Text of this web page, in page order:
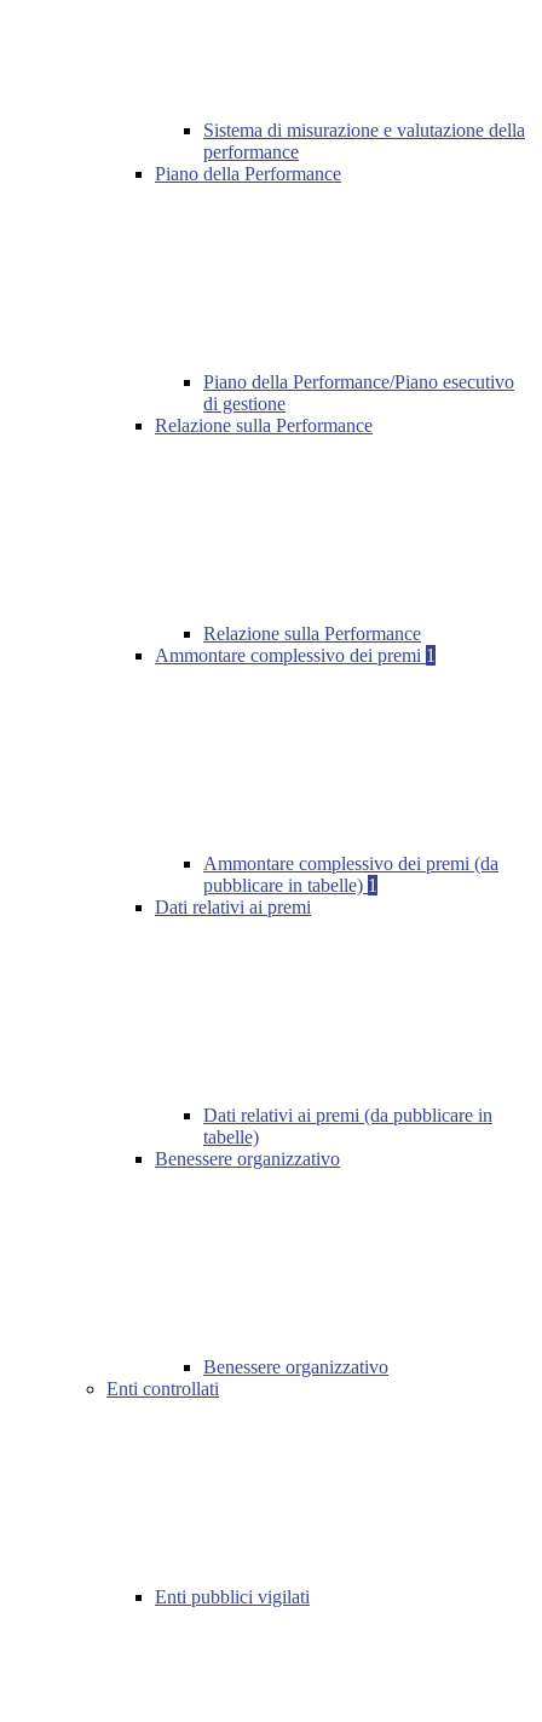
Sistema di misurazione e valutazione della
performance
Piano della Performance
Piano della Performance/Piano esecutivo
di gestione
Relazione sulla Performance
Relazione sulla Performance
Ammontare complessivo dei premi 1
Ammontare complessivo dei premi (da
pubblicare in tabelle) 1
Dati relativi ai premi
Dati relativi ai premi (da pubblicare in
tabelle)
Benessere organizzativo
Benessere organizzativo
Enti controllati
Enti pubblici vigilati